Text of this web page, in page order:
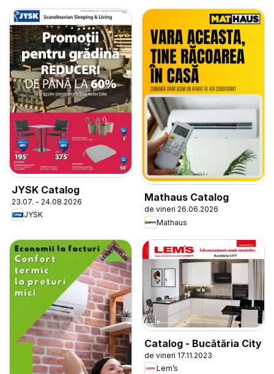
JYSK Catalog
23.07. - 24.08.2026
JYSK
Mathaus Catalog
de vineri 26.06.2026
Mathaus
Catalog - Bucătăria City
de vineri 17.11.2023
Lem’s